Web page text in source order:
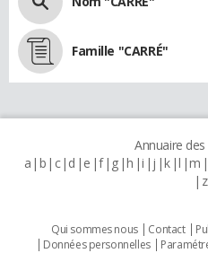
Famille "CARRÉ"
Annuaire
a b c d e f g h i j k l m
z
Qui sommes nous Contact
Données personnelles